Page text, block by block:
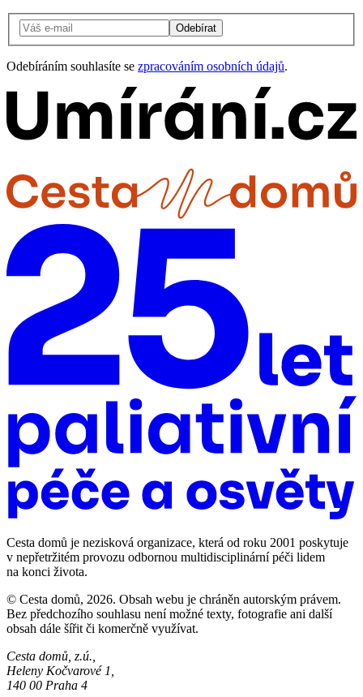
Odebírat
Odebíráním souhlasíte se zpracováním osobních údajů.
Cesta domů je nezisková organizace, která od roku 2001 poskytuje
v nepřetržitém provozu odbornou multidisciplinární péči lidem
na konci života.
© Cesta domů, 2026. Obsah webu je chráněn autorským právem.
Bez předchozího souhlasu není možné texty, fotografie ani další
obsah dále šířit či komerčně využívat.
Cesta domů, z.ú.,
Heleny Kočvarové 1,
140 00 Praha 4